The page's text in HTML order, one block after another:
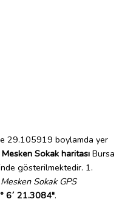
29.105919 boylamda yer
Mesken Sokak haritası Bursa
gösterilmektedir. 1.
Sokak GPS
6´ 21.3084".